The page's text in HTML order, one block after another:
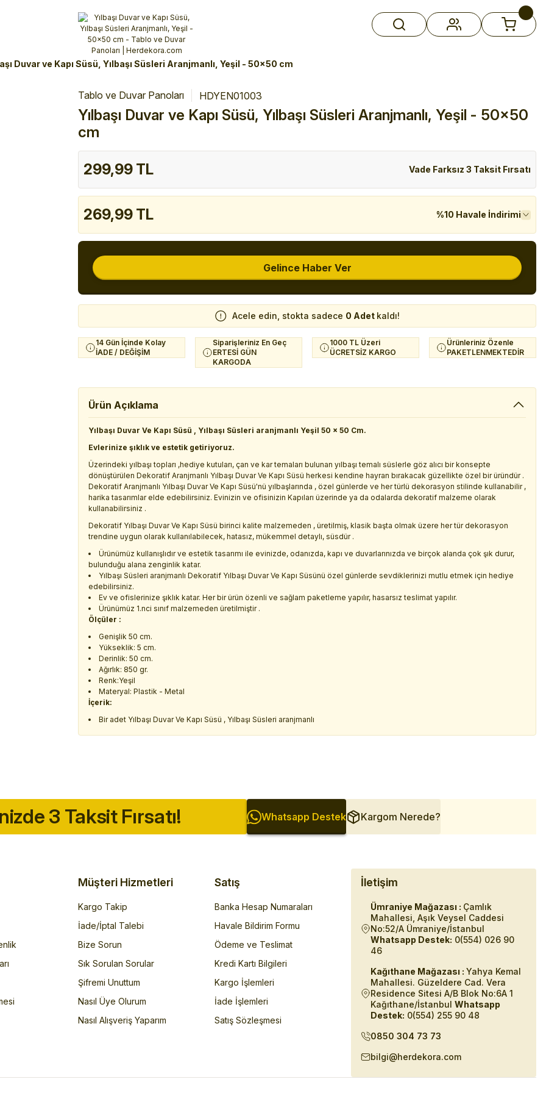
Alışverişlerinizde 3 Taksit Fırsatı!İlk siparişinizi verin!
%10 Havale İndirimi
Şimdi Alışveriş yap!
Duvar ve Kapı Süsü, Yılbaşı Süsleri Aranjmanlı, Yeşil - 50x50 cm
Tablo ve Duvar Panoları HDYEN01003
Yılbaşı Duvar ve Kapı Süsü, Yılbaşı Süsleri Aranjmanlı, Yeşil - 50x50
cm
299,99 TL Vade Farksız 3 Taksit Fırsatı
269,99 TL %10 Havale İndirimi
Gelince Haber Ver
Acele edin, stokta sadece 0 Adet kaldı!
14 Gün İçinde Kolay
İADE / DEĞİŞİM
Siparişleriniz En Geç
ERTESİ GÜN
KARGODA
1000 TL Üzeri
ÜCRETSİZ KARGO
Ürünleriniz Özenle
PAKETLENMEKTEDİR
Ürün Açıklama
Yılbaşı Duvar Ve Kapı Süsü , Yılbaşı Süsleri aranjmanlı Yeşil 50 x 50 Cm.
Evlerinize şıklık ve estetik getiriyoruz.
Üzerindeki yılbaşı topları ,hediye kutuları, çan ve kar temaları bulunan yılbaşı temalı süslerle göz alıcı bir konsepte
dönüştürülen Dekoratif Aranjmanlı Yılbaşı Duvar Ve Kapı Süsü herkesi kendine hayran bırakacak güzellikte özel bir üründür .
Dekoratif Aranjmanlı Yılbaşı Duvar Ve Kapı Süsü'nü yılbaşlarında , özel günlerde ve her türlü dekorasyon stilinde kullanabilir ,
harika tasarımlar elde edebilirsiniz. Evinizin ve ofisinizin Kapıları üzerinde ya da odalarda dekoratif malzeme olarak
kullanabilirsiniz .
Dekoratif Yılbaşı Duvar Ve Kapı Süsü birinci kalite malzemeden , üretilmiş, klasik başta olmak üzere her tür dekorasyon
trendine uygun olarak kullanılabilecek, hatasız, mükemmel detaylı, süsdür .
Ürünümüz kullanışlıdır ve estetik tasarımı ile evinizde, odanızda, kapı ve duvarlarınızda ve birçok alanda çok şık durur,
bulunduğu alana zenginlik katar.
Yılbaşı Süsleri aranjmanlı Dekoratif Yılbaşı Duvar Ve Kapı Süsünü özel günlerde sevdiklerinizi mutlu etmek için hediye
edebilirsiniz.
Ev ve ofislerinize şıklık katar. Her bir ürün özenli ve sağlam paketleme yapılır, hasarsız teslimat yapılır.
Ürünümüz 1.nci sınıf malzemeden üretilmiştir .
Ölçüler :
Genişlik 50 cm.
Yükseklik: 5 cm.
Derinlik: 50 cm.
Ağırlık: 850 gr.
Renk:Yeşil
Materyal: Plastik - Metal
İçerik:
Bir adet Yılbaşı Duvar Ve Kapı Süsü , Yılbaşı Süsleri aranjmanlı
3 Taksit Fırsatı! Whatsapp Destek Kargom Nerede?
Müşteri Hizmetleri
Kargo Takip
İade/İptal Talebi
Bize Sorun
Sık Sorulan Sorular
Şifremi Unuttum
Nasıl Üye Olurum
Nasıl Alışveriş Yaparım
Satış
Banka Hesap Numaraları
Havale Bildirim Formu
Ödeme ve Teslimat
Kredi Kartı Bilgileri
Kargo İşlemleri
İade İşlemleri
Satış Sözleşmesi
İletişim
Ümraniye Mağazası : Çamlık
Mahallesi, Aşık Veysel Caddesi
No:52/A Ümraniye/İstanbul
Whatsapp Destek: 0(554) 026 90
46
Kağıthane Mağazası : Yahya Kemal
Mahallesi. Güzeldere Cad. Vera
Residence Sitesi A/B Blok No:6A 1
Kağıthane/İstanbul Whatsapp
Destek: 0(554) 255 90 48
0850 304 73 73
bilgi@herdekora.com